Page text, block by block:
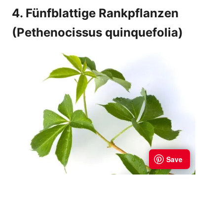
4. Fünfblattige Rankpflanzen
(Pethenocissus quinquefolia)